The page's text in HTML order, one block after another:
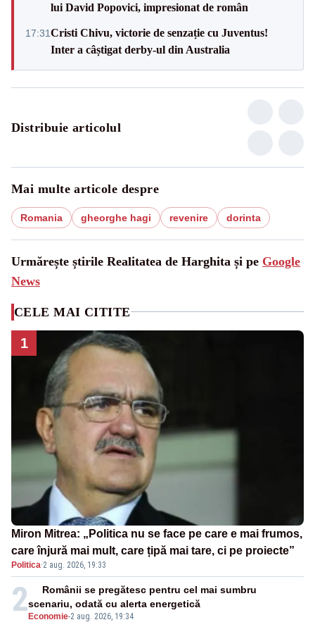
lui David Popovici, impresionat de român
17:31Cristi Chivu, victorie de senzație cu Juventus!
Inter a câștigat derby-ul din Australia
Distribuie articolul
Mai multe articole despre
Romania gheorghe hagi revenire dorinta
Urmărește știrile Realitatea de Harghita și pe Google
News
CELE MAI CITITE
1
Miron Mitrea: „Politica nu se face pe care e mai frumos,
care înjură mai mult, care țipă mai tare, ci pe proiecte”
Politica·2 aug. 2026, 19:33
2 Economie-2 aug. 2026, 19:34
Românii se pregătesc pentru cel mai sumbru
scenariu, odată cu alerta energetică